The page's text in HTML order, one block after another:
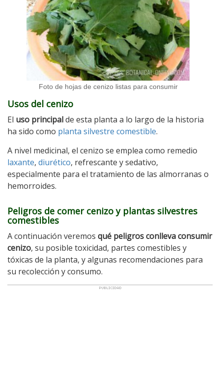
Foto de hojas de cenizo listas para consumir
Usos del cenizo
El uso principalde esta planta a lo largo de la historia
ha sido como planta silvestre comestible.
A nivel medicinal, el cenizo se emplea como remedio
laxante, diurético, refrescante y sedativo,
especialmente para el tratamiento de las almorranas o
hemorroides.
Peligros de comer cenizo y plantas silvestres
comestibles
A continuación veremos qué peligros conlleva consumir
cenizo, su posible toxicidad, partes comestibles y
tóxicas de la planta, y algunas recomendaciones para
su recolección y consumo.